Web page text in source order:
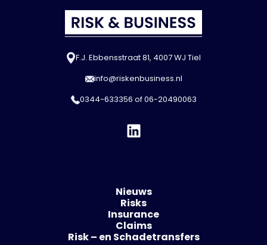
F.J. Ebbensstraat 81, 4007 WJ Tiel
info@riskenbusiness.nl
0344-633356 of06-20490063
Nieuws
Risks
Insurance
Claims
Risk – en Schadetransfers